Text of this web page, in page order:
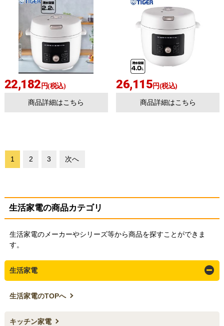
22,182 円(税込)
商品詳細はこちら
26,115円(税込)
商品詳細はこちら
1 2 3 次へ
生活家電の商品カテゴリ
生活家電のメーカーやシリーズ等から商品を探すことができま
す。
生活家電
生活家電のTOPへ
キッチン家電